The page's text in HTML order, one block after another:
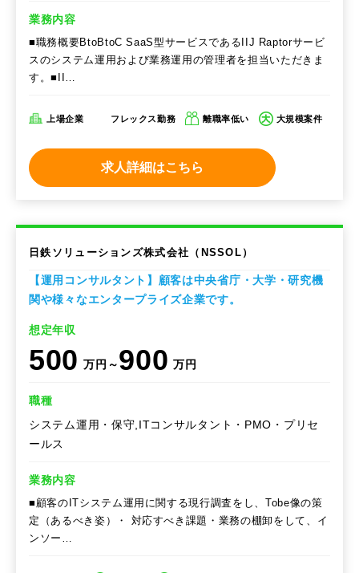
業務内容
■職務概要BtoBtoC SaaS型サービスであるIIJ Raptorサービ
スのシステム運用および業務運用の管理者を担当いただきま
す。■II…
上場企業 フレックス勤務 離職率低い 大規模案件
求人詳細はこちら
日鉄ソリューションズ株式会社（NSSOL）
【運用コンサルタント】顧客は中央省庁・大学・研究機
関や様々なエンタープライズ企業です。
想定年収
500 万円～900 万円
職種
システム運用・保守,ITコンサルタント・PMO・プリセ
ールス
業務内容
■顧客のITシステム運用に関する現行調査をし、Tobe像の策
定（あるべき姿）・ 対応すべき課題・業務の棚卸をして、イ
ンソー…